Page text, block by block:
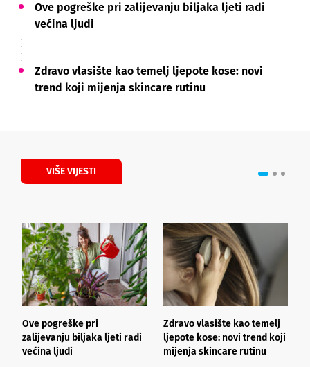
Ove pogreške pri zalijevanju biljaka ljeti radi
većina ljudi
Zdravo vlasište kao temelj ljepote kose: novi
trend koji mijenja skincare rutinu
VIŠE VIJESTI
Ove pogreške pri
zalijevanju biljaka ljeti radi
većina ljudi
Zdravo vlasište kao temelj
ljepote kose: novi trend koji
mijenja skincare rutinu